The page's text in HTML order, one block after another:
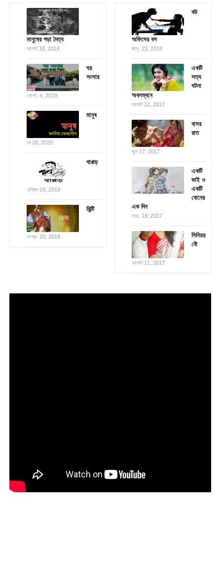
মানুষের গড়া দৈত্য
আগস্ট 18, 2018
ঘর
সংসার
সেপ্টে. 4, 2019
মানুষ
মে 20, 2020
থাপ্পড়
এপ্রিল 16, 2019
ঝিন্টি
ফেব্রু. 20, 2019
বউ
অফিসের বস
জানু. 23, 2018
একটি
সত্য
ঘটনা
অবলম্বনে
আগস্ট 12, 2017
বাসর
রাত
জুন 17, 2017
একটি
ভাই ও
একটি
বোনের
এক দিন
নভে. 19, 2017
সিনিয়র
বৌ
আগস্ট 11, 2017